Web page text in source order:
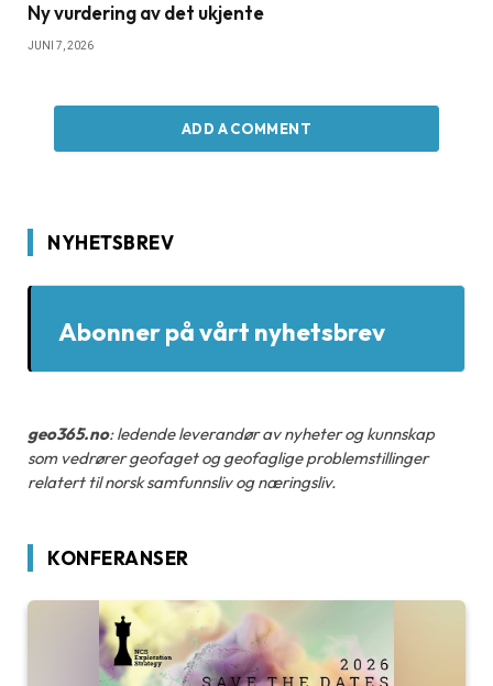
Ny vurdering av det ukjente
JUNI 7, 2026
ADD A COMMENT
NYHETSBREV
Abonner på vårt nyhetsbrev
geo365.no: ledende leverandør av nyheter og kunnskap
som vedrører geofaget og geofaglige problemstillinger
relatert til norsk samfunnsliv og næringsliv.
KONFERANSER